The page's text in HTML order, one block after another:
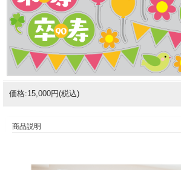
価格:15,000円(税込)
商品説明